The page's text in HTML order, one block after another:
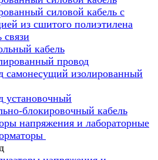
силовой кабель с
из сшитого полиэтилена
связи
кабель
провод
самонесущий изолированный
установочный
блокировочный кабель
напряжения и лабораторные